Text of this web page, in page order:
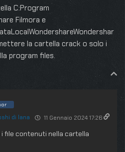
C:Program
Filmora e
la cartella crack o solo i
program files.
di lana 11 Gennaio 2024 17:26
i file contenuti nella cartella